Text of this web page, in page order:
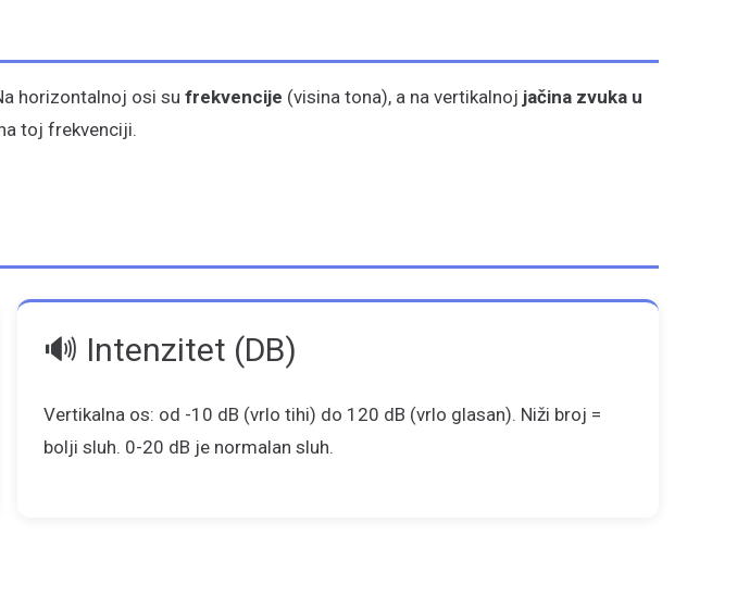
horizontalnoj osi su frekvencije (visina tona), a na vertikalnoj jačina zvuka u
toj frekvenciji.
🔊 Intenzitet (dB)
Vertikalna os: od -10 dB (vrlo tihi) do 120 dB (vrlo glasan). Niži broj =
bolji sluh. 0-20 dB je normalan sluh.